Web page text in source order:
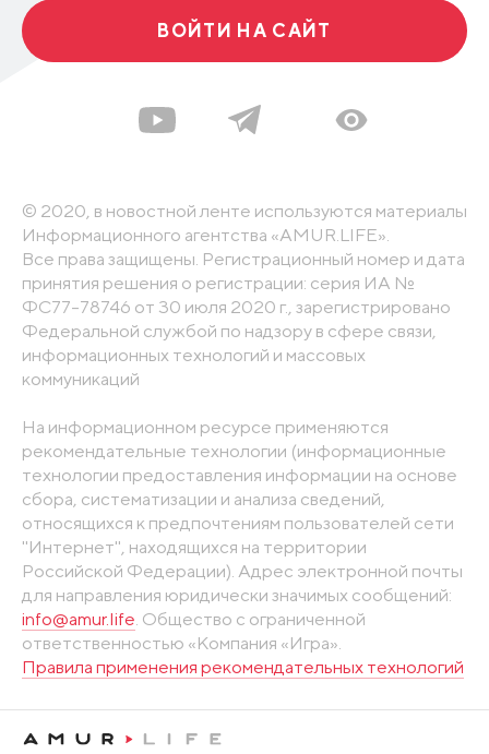
ВОЙТИ НА САЙТ
© 2020, в новостной ленте используются материалы
Информационного агентства «AMUR.LIFE».
Все права защищены. Регистрационный номер и дата
принятия решения о регистрации: серия ИА №
ФС77-78746 от 30 июля 2020 г., зарегистрировано
Федеральной службой по надзору в сфере связи,
информационных технологий и массовых
коммуникаций
На информационном ресурсе применяются
рекомендательные технологии (информационные
технологии предоставления информации на основе
сбора, систематизации и анализа сведений,
относящихся к предпочтениям пользователей сети
"Интернет", находящихся на территории
Российской Федерации). Адрес электронной почты
для направления юридически значимых сообщений:
info@amur.life . Общество с ограниченной
ответственностью «Компания «Игра».
Правила применения рекомендательных технологий